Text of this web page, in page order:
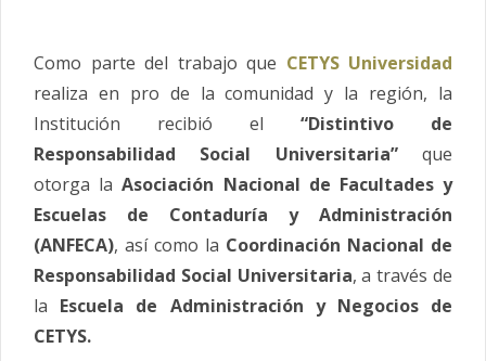
Como parte del trabajo que CETYS Universidad
realiza en pro de la comunidad y la región, la
Institución recibió el “Distintivo de
Responsabilidad Social Universitaria”que
otorga laAsociación Nacional de Facultades y
Escuelas de Contaduría y Administración
(ANFECA), así como la Coordinación Nacional de
Responsabilidad Social Universitaria, a través de
la Escuela de Administración y Negocios de
CETYS.